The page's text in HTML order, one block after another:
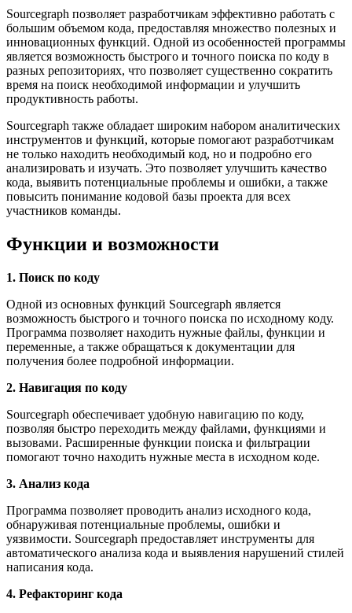
Sourcegraph позволяет разработчикам эффективно работать с
большим объемом кода, предоставляя множество полезных и
инновационных функций. Одной из особенностей программы
является возможность быстрого и точного поиска по коду в
разных репозиториях, что позволяет существенно сократить
время на поиск необходимой информации и улучшить
продуктивность работы.
Sourcegraph также обладает широким набором аналитических
инструментов и функций, которые помогают разработчикам
не только находить необходимый код, но и подробно его
анализировать и изучать. Это позволяет улучшить качество
кода, выявить потенциальные проблемы и ошибки, а также
повысить понимание кодовой базы проекта для всех
участников команды.
Функции и возможности
1. Поиск по коду
Одной из основных функций Sourcegraph является
возможность быстрого и точного поиска по исходному коду.
Программа позволяет находить нужные файлы, функции и
переменные, а также обращаться к документации для
получения более подробной информации.
2. Навигация по коду
Sourcegraph обеспечивает удобную навигацию по коду,
позволяя быстро переходить между файлами, функциями и
вызовами. Расширенные функции поиска и фильтрации
помогают точно находить нужные места в исходном коде.
3. Анализ кода
Программа позволяет проводить анализ исходного кода,
обнаруживая потенциальные проблемы, ошибки и
уязвимости. Sourcegraph предоставляет инструменты для
автоматического анализа кода и выявления нарушений стилей
написания кода.
4. Рефакторинг кода